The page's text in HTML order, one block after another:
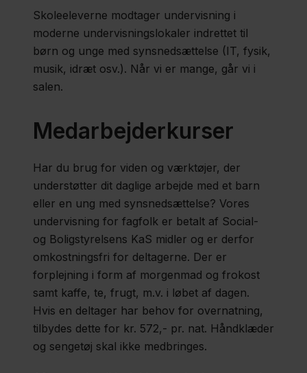
Job
Nyheder
info
Skoleeleverne modtager undervisning i
moderne undervisningslokaler indrettet til
børn og unge med synsnedsættelse (IT, fysik,
musik, idræt osv.). Når vi er mange, går vi i
salen.
Medarbejderkurser
Har du brug for viden og værktøjer, der
understøtter dit daglige arbejde med et barn
eller en ung med synsnedsættelse? Vores
undervisning for fagfolk er betalt af Social-
og Boligstyrelsens KaS midler og er derfor
omkostningsfri for deltagerne. Der er
forplejning i form af morgenmad og frokost
samt kaffe, te, frugt, m.v. i løbet af dagen.
Hvis en deltager har behov for overnatning,
tilbydes dette for kr. 572,- pr. nat. Håndklæder
og sengetøj skal ikke medbringes.